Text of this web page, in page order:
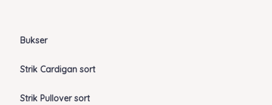
Bukser
Strik Cardigan sort
Strik Pullover sort